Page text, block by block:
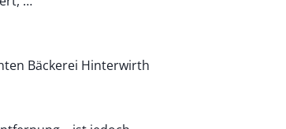
Bäckerei Hinterwirth